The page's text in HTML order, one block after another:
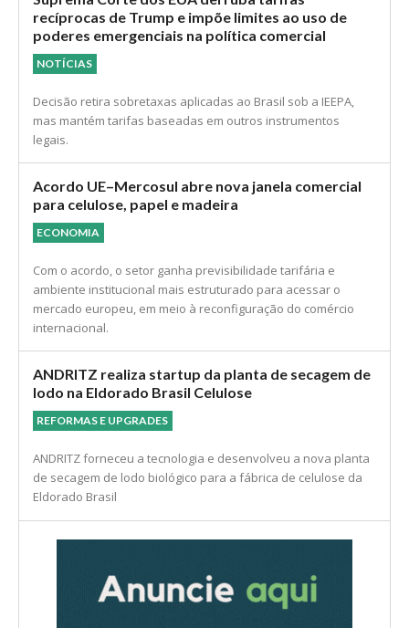
Suprema Corte dos EUA derruba tarifas
recíprocas de Trump e impõe limites ao uso de
NOTÍCIAS
Decisão retira sobretaxas aplicadas ao Brasil sob a IEEPA,
mas mantém tarifas baseadas em outros instrumentos
legais.
Acordo UE–Mercosul abre nova janela comercial
ECONOMIA
Com o acordo, o setor ganha previsibilidade tarifária e
ambiente institucional mais estruturado para acessar o
mercado europeu, em meio à reconfiguração do comércio
internacional.
ANDRITZ realiza startup da planta de secagem de
REFORMAS E UPGRADES
ANDRITZ forneceu a tecnologia e desenvolveu a nova planta
de secagem de lodo biológico para a fábrica de celulose da
Eldorado Brasil